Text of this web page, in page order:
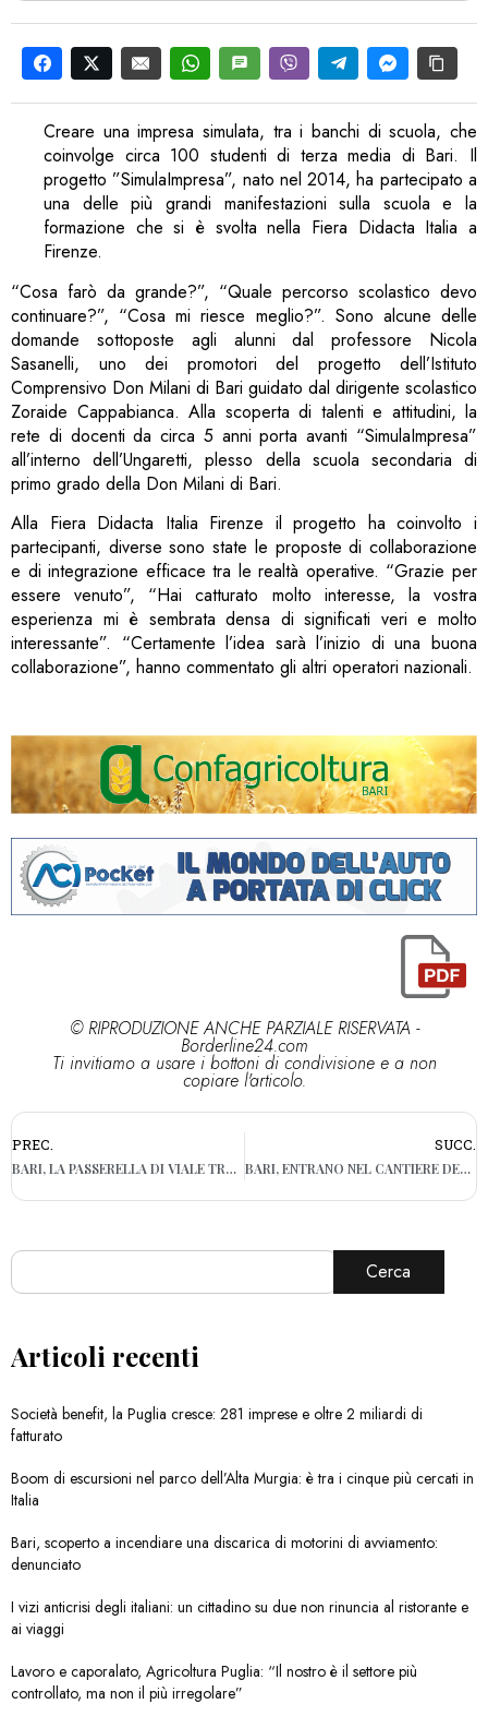
Creare una impresa simulata, tra i banchi di scuola, che
coinvolge circa 100 studenti di terza media di Bari. Il
progetto ”SimulaImpresa”, nato nel 2014, ha partecipato a
una delle più grandi manifestazioni sulla scuola e la
formazione che si è svolta nella Fiera Didacta Italia a
Firenze.
“Cosa farò da grande?”, “Quale percorso scolastico devo
continuare?”, “Cosa mi riesce meglio?”. Sono alcune delle
domande sottoposte agli alunni dal professore Nicola
Sasanelli, uno dei promotori del progetto dell’Istituto
Comprensivo Don Milani di Bari guidato dal dirigente scolastico
Zoraide Cappabianca. Alla scoperta di talenti e attitudini, la
rete di docenti da circa 5 anni porta avanti “SimulaImpresa”
all’interno dell’Ungaretti, plesso della scuola secondaria di
primo grado della Don Milani di Bari.
Alla Fiera Didacta Italia Firenze il progetto ha coinvolto i
partecipanti, diverse sono state le proposte di collaborazione
e di integrazione efficace tra le realtà operative. “Grazie per
essere venuto”, “Hai catturato molto interesse, la vostra
esperienza mi è sembrata densa di significati veri e molto
interessante”. “Certamente l’idea sarà l’inizio di una buona
collaborazione”, hanno commentato gli altri operatori nazionali.
© RIPRODUZIONE ANCHE PARZIALE RISERVATA -
Borderline24.com
Ti invitiamo a usare i bottoni di condivisione e a non
copiare l'articolo.
PREC.
BARI, LA PASSERELLA DI VIALE TRAIANO ANCORA INGABBIATA DALLE TRANSENNE E CON I MARCIAPIEDI DISSESTATI
SUCC.
BARI, ENTRANO NEL CANTIERE DELL’EX ROSSANI: DUE PERSONE FERMATE DAI VIGILANTI
Cerca
Articoli recenti
Società benefit, la Puglia cresce: 281 imprese e oltre 2 miliardi di
fatturato
Boom di escursioni nel parco dell’Alta Murgia: è tra i cinque più cercati in
Italia
Bari, scoperto a incendiare una discarica di motorini di avviamento:
denunciato
I vizi anticrisi degli italiani: un cittadino su due non rinuncia al ristorante e
ai viaggi
Lavoro e caporalato, Agricoltura Puglia: “Il nostro è il settore più
controllato, ma non il più irregolare”